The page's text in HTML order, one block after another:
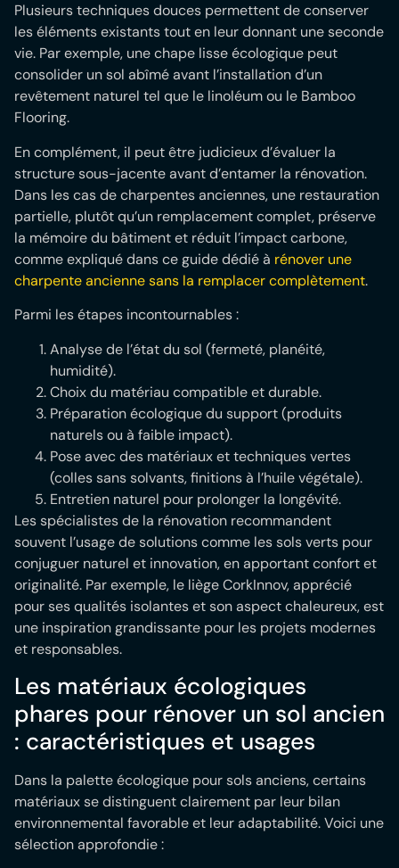
Plusieurs techniques douces permettent de conserver
les éléments existants tout en leur donnant une seconde
vie. Par exemple, une chape lisse écologique peut
consolider un sol abîmé avant l’installation d’un
revêtement naturel tel que le linoléum ou le Bamboo
Flooring.
En complément, il peut être judicieux d’évaluer la
structure sous-jacente avant d’entamer la rénovation.
Dans les cas de charpentes anciennes, une restauration
partielle, plutôt qu’un remplacement complet, préserve
la mémoire du bâtiment et réduit l’impact carbone,
comme expliqué dans ce guide dédié à rénover une
charpente ancienne sans la remplacer complètement.
Parmi les étapes incontournables :
Analyse de l’état du sol (fermeté, planéité,
humidité).
Choix du matériau compatible et durable.
Préparation écologique du support (produits
naturels ou à faible impact).
Pose avec des matériaux et techniques vertes
(colles sans solvants, finitions à l’huile végétale).
Entretien naturel pour prolonger la longévité.
Les spécialistes de la rénovation recommandent
souvent l’usage de solutions comme les sols verts pour
conjuguer naturel et innovation, en apportant confort et
originalité. Par exemple, le liège CorkInnov, apprécié
pour ses qualités isolantes et son aspect chaleureux, est
une inspiration grandissante pour les projets modernes
et responsables.
Les matériaux écologiques
phares pour rénover un sol ancien
: caractéristiques et usages
Dans la palette écologique pour sols anciens, certains
matériaux se distinguent clairement par leur bilan
environnemental favorable et leur adaptabilité. Voici une
sélection approfondie :